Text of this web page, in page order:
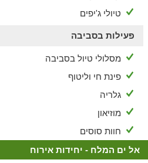
טיולי ג'יפים
פעילות בסביבה
מסלולי טיול בסביבה
פינת חי וליטוף
גלריה
מוזיאון
חוות סוסים
אל ים המלח - יחידות אירוח